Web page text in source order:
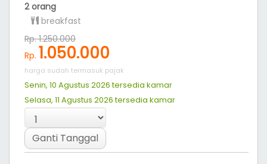
2 orang
breakfast
Rp. 1.250.000
Rp. 1.050.000
harga sudah termasuk pajak
Senin, 10 Agustus 2026 tersedia kamar
Selasa, 11 Agustus 2026 tersedia kamar
Ganti Tanggal